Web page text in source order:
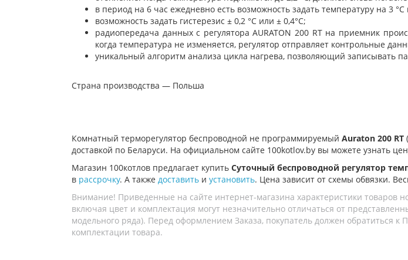
в период на 6 час ежедневно есть возможность задать температуру на 3
возможность задать гистерезис ± 0,2 °C или ± 0,4°C;
радиопередача данных с регулятораAURATON 200 RT на приемник
когда температура не изменяется, регулятор отправляет контрольные
уникальный алгоритм анализа цикла нагрева, позволяющий записывать
Страна производства — Польша
Комнатный терморегулятор беспроводной не программируемый Auraton 200 RT
доставкой по Беларуси. На официальном сайте 100kotlov.by вы можете узнать
Магазин 100котлов предлагает купить Суточный беспроводной регулятор
в рассрочку. А также доставить и установить. Цена зависит от схемы обвязки.
Внимание! Приведенные на сайте интернет-магазина характеристики
включая цвет и комплектация могут незначительно отличаться от
модельного ряда). Перед оформлением Заказа, покупатель должен обратиться
комплектации товара.